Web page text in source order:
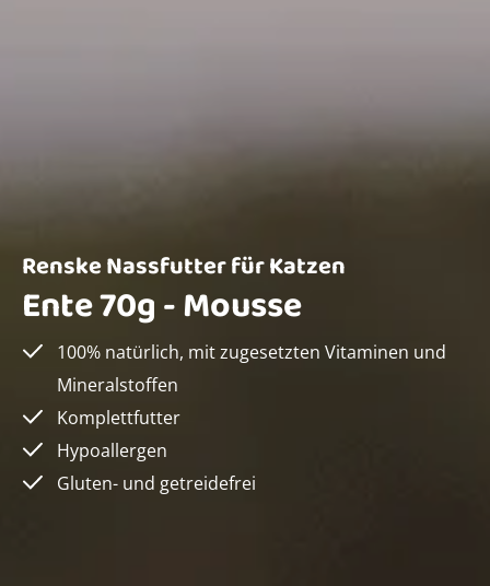
Renske Nassfutter für Katzen
Ente 70g - Mousse
100% natürlich, mit zugesetzten Vitaminen und
Mineralstoffen
Komplettfutter
Hypoallergen
Gluten- und getreidefrei